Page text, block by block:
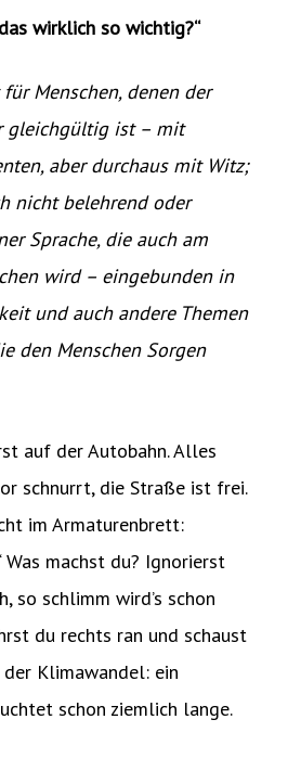
wirklich so wichtig?“
Menschen, denen der
gleichgültig ist – mit
aber durchaus mit Witz;
nicht belehrend oder
Sprache, die auch am
wird – eingebunden in
und auch andere Themen
den Menschen Sorgen
auf der Autobahn. Alles
schnurrt, die Straße ist frei.
im Armaturenbrett:
Was machst du? Ignorierst
so schlimm wird’s schon
du rechts ran und schaust
der Klimawandel: ein
schon ziemlich lange.